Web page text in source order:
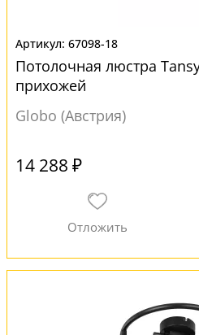
67098-18
Потолочная люстра
прихожей
Globo (Австрия)
14 288 ₽